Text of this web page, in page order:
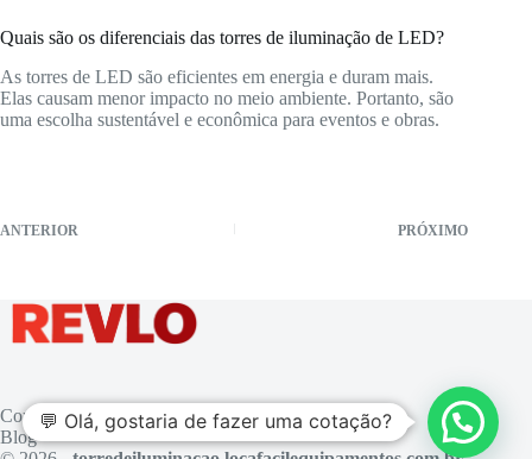
Quais são os diferenciais das torres de iluminação de LED?
As torres de LED são eficientes em energia e duram mais.
Elas causam menor impacto no meio ambiente. Portanto, são
uma escolha sustentável e econômica para eventos e obras.
ANTERIOR PRÓXIMO
Contato
Blog
💬 Olá, gostaria de fazer uma cotação?